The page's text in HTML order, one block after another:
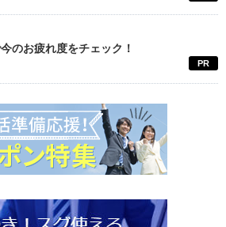
のお疲れ度をチェック！
PR